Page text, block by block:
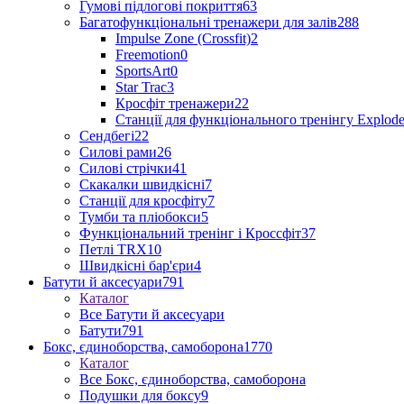
Гумові підлогові покриття63
Багатофункціональні тренажери для залів288
Impulse Zone (Crossfit)2
Freemotion0
SportsArt0
Star Trac3
Кросфіт тренажери22
Станції для функціонального тренінгу Explode
Сендбегі22
Силові рами26
Силові стрічки41
Скакалки швидкісні7
Станції для кросфіту7
Тумби та пліобокси5
Функціональний тренінг і Кроссфіт37
Петлі TRX10
Швидкісні бар'єри4
Батути й аксесуари791
Каталог
Все Батути й аксесуари
Батути791
Бокс, єдиноборства, самоборона1770
Каталог
Все Бокс, єдиноборства, самоборона
Подушки для боксу9